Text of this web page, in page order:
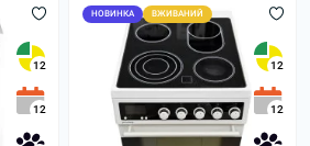
12
12
НОВИНКА ВЖИВАНИЙ
12
12